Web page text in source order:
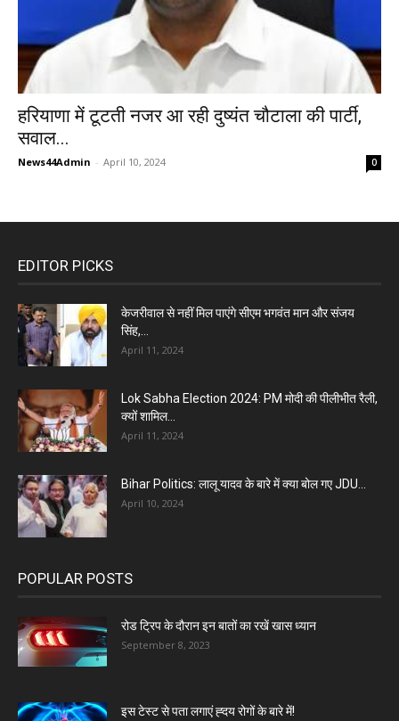
हरियाणा में टूटती नजर आ रही दुष्यंत चौटाला की पार्टी,
सवाल...
News44Admin - April 10, 2024 0
EDITOR PICKS
केजरीवाल से नहीं मिल पाएंगे सीएम भगवंत मान और संजय
सिंह,...
April 11, 2024
Lok Sabha Election 2024: PM मोदी की पीलीभीत रैली,
क्यों शामिल...
April 11, 2024
Bihar Politics: लालू यादव के बारे में क्या बोल गए JDU...
April 10, 2024
POPULAR POSTS
रोड ट्रिप के दौरान इन बातों का रखें खास ध्यान
September 8, 2023
इस टेस्ट से पता लगाएं ह्दय रोगों के बारे में!